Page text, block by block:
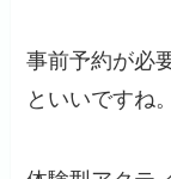
事前予約が必
といいですね。